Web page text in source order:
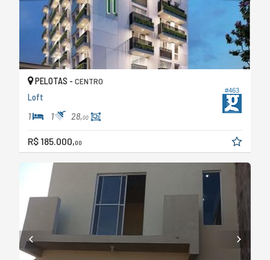
#463
PELOTAS - CENTRO
Loft
1 1 28,00
R$ 185.000,00